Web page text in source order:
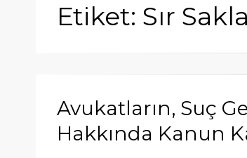
Etiket: Sır
Avukatların, Suç
Hakkında Kanun